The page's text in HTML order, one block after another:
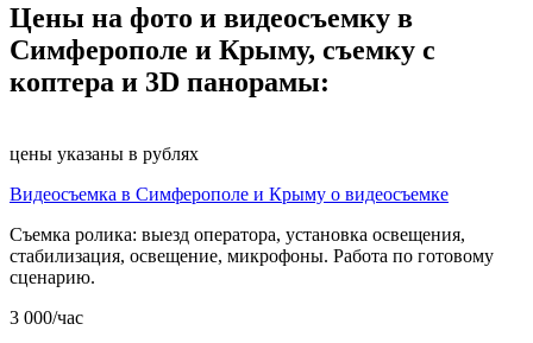
Цены на фото и видеосъемку в
Симферополе и Крыму, съемку с
коптера и 3D панорамы:
цены указаны в рублях
Видеосъемка в Симферополе и Крыму о видеосъемке
Съемка ролика: выезд оператора, установка освещения,
стабилизация, освещение, микрофоны. Работа по готовому
сценарию.
3 000/час